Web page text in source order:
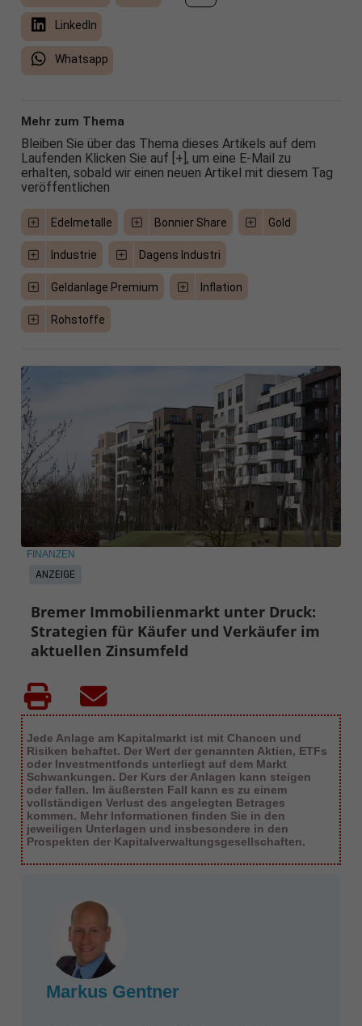
LinkedIn
Whatsapp
Mehr zum Thema
Bleiben Sie über das Thema dieses Artikels auf dem
Laufenden Klicken Sie auf [+], um eine E-Mail zu
erhalten, sobald wir einen neuen Artikel mit diesem Tag
veröffentlichen
Edelmetalle Bonnier Share Gold
Industrie Dagens Industri
Geldanlage Premium Inflation
Rohstoffe
ANZEIGE
FINANZEN
Bremer Immobilienmarkt unter Druck:
Strategien für Käufer und Verkäufer im
aktuellen Zinsumfeld
Jede Anlage am Kapitalmarkt ist mit Chancen und
Risiken behaftet. Der Wert der genannten Aktien, ETFs
oder Investmentfonds unterliegt auf dem Markt
Schwankungen. Der Kurs der Anlagen kann steigen
oder fallen. Im äußersten Fall kann es zu einem
vollständigen Verlust des angelegten Betrages
kommen. Mehr Informationen finden Sie in den
jeweiligen Unterlagen und insbesondere in den
Prospekten der Kapitalverwaltungsgesellschaften.
Markus Gentner